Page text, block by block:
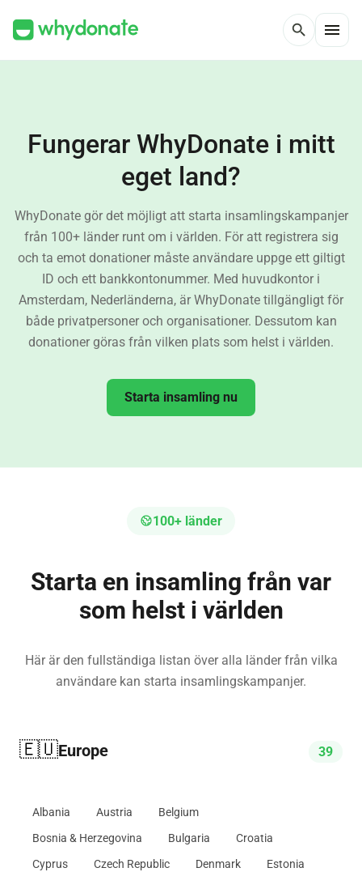
search menu
Fungerar WhyDonate i mitt
eget land?
WhyDonate gör det möjligt att starta insamlingskampanjer
från 100+ länder runt om i världen. För att registrera sig
och ta emot donationer måste användare uppge ett giltigt
ID och ett bankkontonummer. Med huvudkontor i
Amsterdam, Nederländerna, är WhyDonate tillgängligt för
både privatpersoner och organisationer. Dessutom kan
donationer göras från vilken plats som helst i världen.
Starta insamling nu
100+ länder
Starta en insamling från var
som helst i världen
Här är den fullständiga listan över alla länder från vilka
användare kan starta insamlingskampanjer.
🇪🇺Europe 39
Albania Austria
Belgium
Bosnia & Herzegovina
Bulgaria
Croatia
Cyprus
Czech Republic Denmark
Estonia